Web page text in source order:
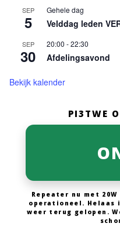
SEP
5
Gehele dag
Velddag leden
SEP
30
20:00 -22:30
Afdelingsavond
Bekijk kalender
PI3TWE
Repeater nu met
operationeel. Helaas
weer terug gelopen.